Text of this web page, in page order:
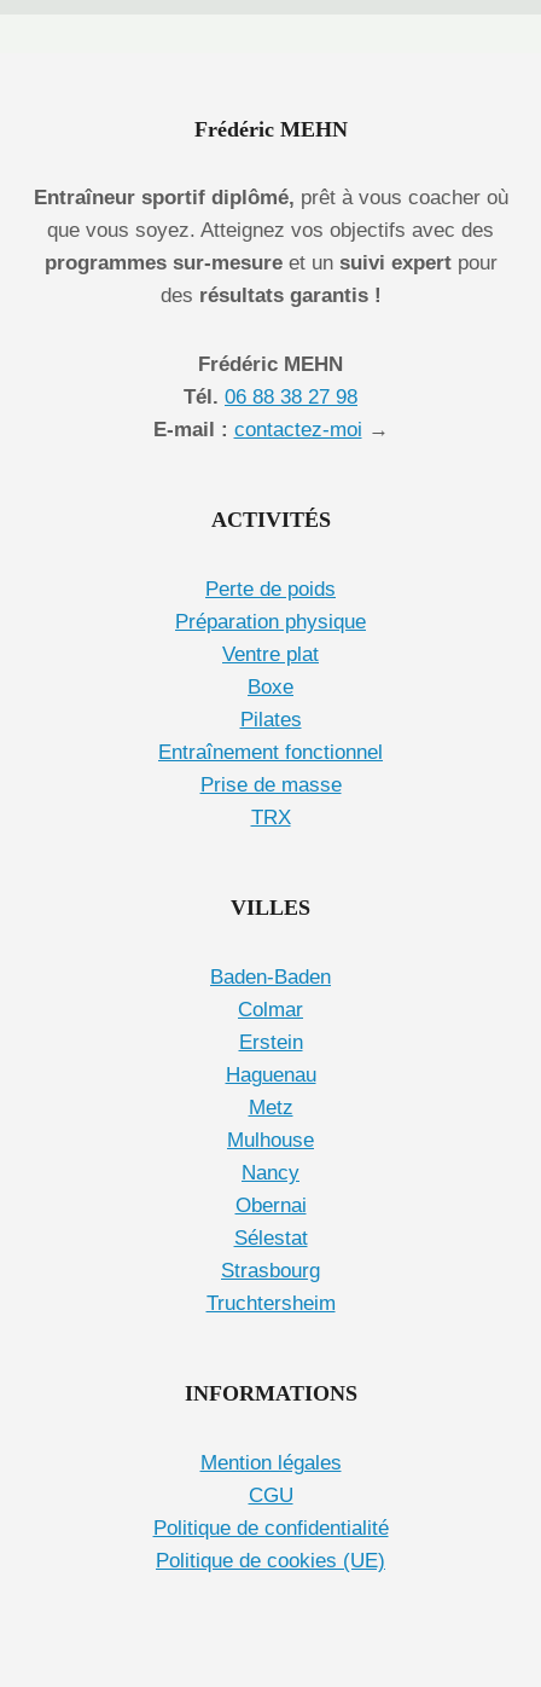
Frédéric MEHN
Entraîneur sportif diplômé, prêt à vous coacher où
que vous soyez. Atteignez vos objectifs avec des
programmes sur-mesureet un suivi expertpour
des résultats garantis !
Frédéric MEHN
Tél. 06 88 38 27 98
E-mail : contactez-moi →
ACTIVITÉS
Perte de poids
Préparation physique
Ventre plat
Boxe
Pilates
Entraînement fonctionnel
Prise de masse
TRX
VILLES
Baden-Baden
Colmar
Erstein
Haguenau
Metz
Mulhouse
Nancy
Obernai
Sélestat
Strasbourg
Truchtersheim
INFORMATIONS
Mention légales
CGU
Politique de confidentialité
Politique de cookies (UE)